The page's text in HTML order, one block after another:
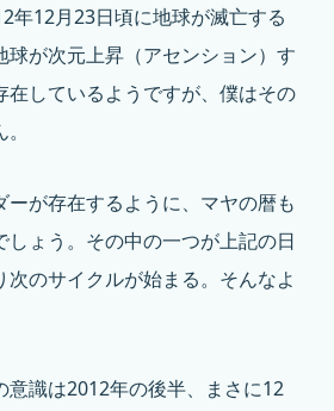
年12月23日頃に地球が滅亡する
球が次元上昇（アセンション）す
在しているようですが、僕はその
が存在するように、マヤの暦も
ょう。その中の一つが上記の日
のサイクルが始まる。そんなよ
意識は2012年の後半、まさに12